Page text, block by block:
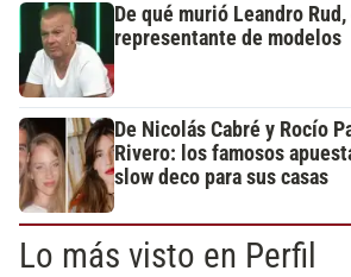
De qué murió Leandro
representante de modelos
De Nicolás Cabré y Rocío
Rivero: los famosos
slow deco para sus casas
Lo más visto en Perfil